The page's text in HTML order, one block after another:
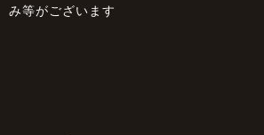
み等がございます